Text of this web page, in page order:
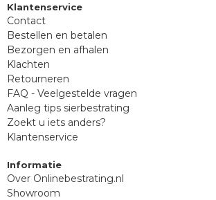
Klantenservice
Contact
Bestellen en betalen
Bezorgen en afhalen
Klachten
Retourneren
FAQ - Veelgestelde vragen
Aanleg tips sierbestrating
Zoekt u iets anders?
Klantenservice
Informatie
Over Onlinebestrating.nl
Showroom